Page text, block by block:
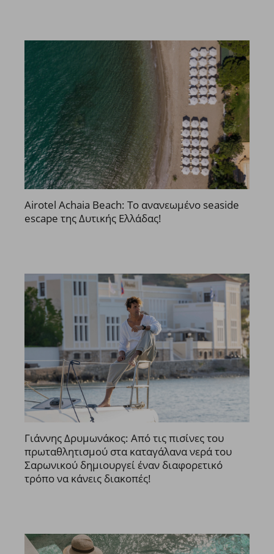
Airotel Achaia Beach: Το ανανεωμένο seaside
escape της Δυτικής Ελλάδας!
Γιάννης Δρυμωνάκος: Από τις πισίνες του
πρωταθλητισμού στα καταγάλανα νερά του
Σαρωνικού δημιουργεί έναν διαφορετικό
τρόπο να κάνεις διακοπές!